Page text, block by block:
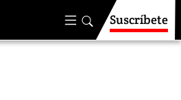
Suscríbete